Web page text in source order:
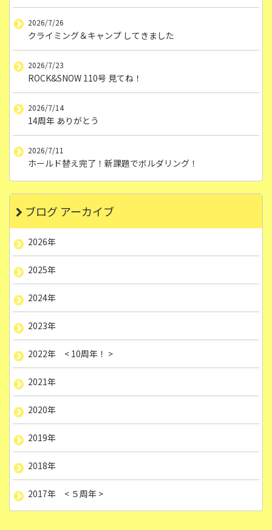
2026/7/26
クライミング＆キャンプ してきました
2026/7/23
ROCK&SNOW 110号 見てね！
2026/7/14
14周年 ありがとう
2026/7/11
ホールド替え完了！新課題でボルダリング！
ブログ アーカイブ
2026年
2025年
2024年
2023年
2022年 < 10周年！ >
2021年
2020年
2019年
2018年
2017年 < ５周年 >